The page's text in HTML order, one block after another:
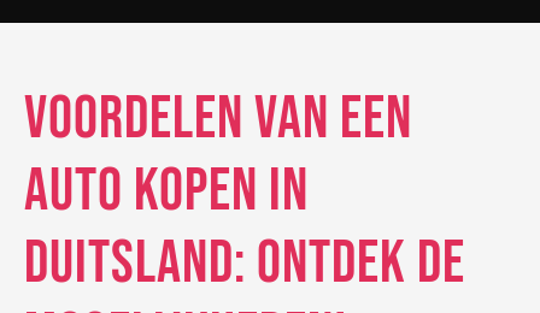
Voordelen van een
auto kopen in
Duitsland: Ontdek de